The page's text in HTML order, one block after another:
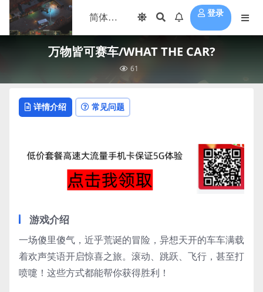
登录
万物皆可赛车/WHAT THE CAR?
61
详情介绍 常见问题
游戏介绍
一场傻里傻气，近乎荒诞的冒险，异想天开的车车满载
着欢声笑语开启惊喜之旅。滚动、跳跃、飞行，甚至打
喷嚏！这些方式都能帮你获得胜利！